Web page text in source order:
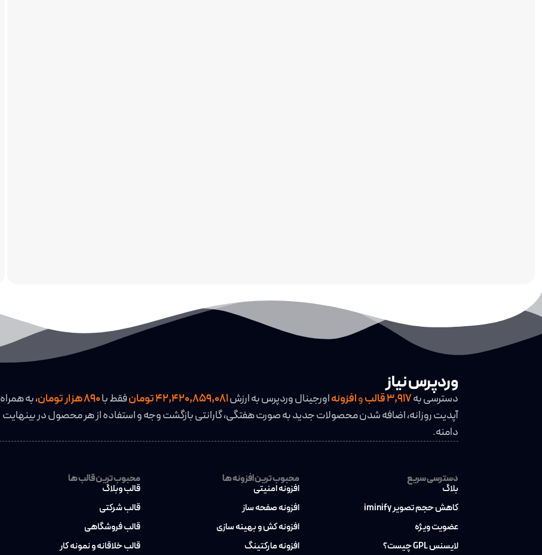
وردپرس نیاز
دسترسی به3,917قالبوافزونهاورجینال وردپرس به ارزش42,420,859,081 تومان فقط با
، به همراه
آپدیت روزانه، اضافه شدن محصولات جدید به صورت هفتگی، گارانتی بازگشت وجه و استفاده از هر محصول در بینهایت
دامنه.
دسترسی سریع
بلاگ
کاهش حجم تصویر iminify
عضویت ویژه
لایسنس GPL چیست؟
محبوب ترین افزونه ها
افزونه امنیتی
افزونه صفحه ساز
افزونه کش و بهینه سازی
افزونه مارکتینگ
محبوب ترین قالب ها
قالب وبلاگ
قالب شرکتی
قالب فروشگاهی
قالب خلاقانه و نمونه کار